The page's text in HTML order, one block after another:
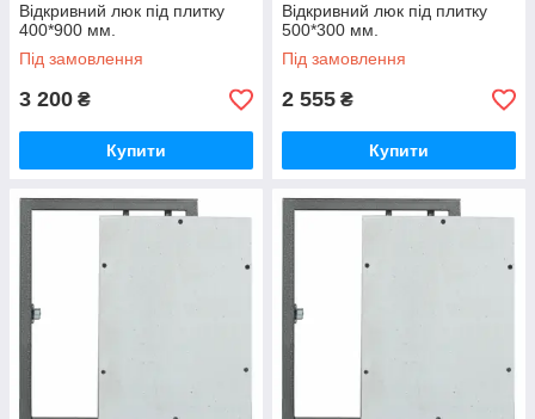
Відкривний люк під плитку
400*900 мм.
Під замовлення
3 200 ₴
Купити
Відкривний люк під плитку
500*300 мм.
Під замовлення
2 555 ₴
Купити